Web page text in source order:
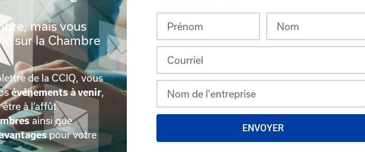
de Bell, partenaire présentateur, en
d’affaires. Merci également à
mais vous
sur la Chambre
de la CCIQ, vous
événements à venir,
être à l’affût
ainsi que
pour votre
ENVOYER